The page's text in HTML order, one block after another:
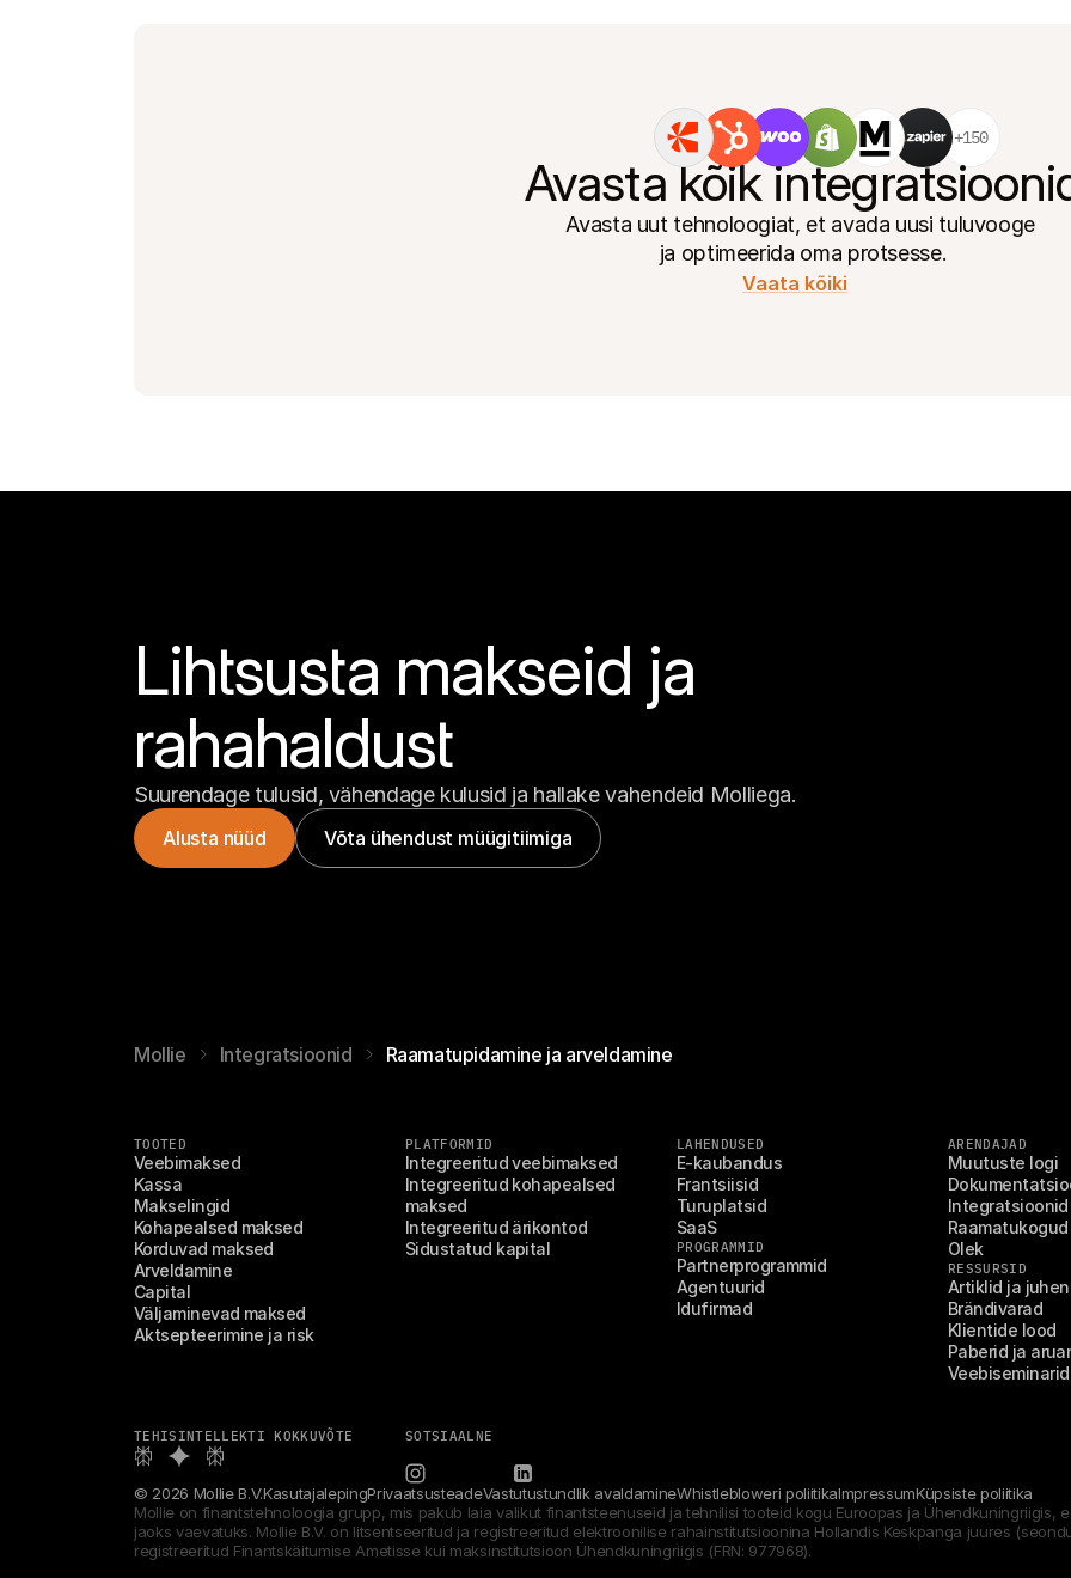
+150
Avasta kõik
Avasta uut tehnoloogiat, et avada uusi tuluvooge
ja optimeerida oma protsesse.
Vaata kõiki
Lihtsusta makseid ja
rahahaldust
Suurendage tulusid, vähendage kulusid ja hallake vahendeid Molliega.
Alusta nüüd Võta ühendust müügitiimiga
Mollie Integratsioonid Raamatupidamine ja arveldamine
TOOTED
Veebimaksed
Kassa
Makselingid
Kohapealsed maksed
Korduvad maksed
Arveldamine
Capital
Väljaminevad maksed
Aktsepteerimine ja risk
PLATFORMID
Integreeritud veebimaksed
Integreeritud kohapealsed
maksed
Integreeritud ärikontod
Sidustatud kapital
LAHENDUSED
E-kaubandus
Frantsiisid
Turuplatsid
SaaS
PROGRAMMID
Partnerprogrammid
Agentuurid
Idufirmad
ARENDAJAD
Muutuste logi
Integratsioonid
Raamatukogud
Olek
RESSURSID
Artiklid ja
Brändivarad
Klientide lood
Paberid ja
TEHISINTELLEKTI KOKKUVÕTE SOTSIAALNE
© 2026 Mollie B.V.KasutajalepingPrivaatsusteadeVastutustundlik avaldamineWhistlebloweri poliitikaImpressumKüpsiste poliitika
Mollie on finantstehnoloogia grupp, mis pakub laia valikut finantsteenuseid ja tehnilisi tooteid kogu Euroopas ja Ühendkuningriigis,
jaoks vaevatuks. Mollie B.V. on litsentseeritud ja registreeritud elektroonilise rahainstitutsioonina Hollandis Keskpanga juures
registreeritud Finantskäitumise Ametisse kui maksinstitutsioon Ühendkuningriigis (FRN: 977968).